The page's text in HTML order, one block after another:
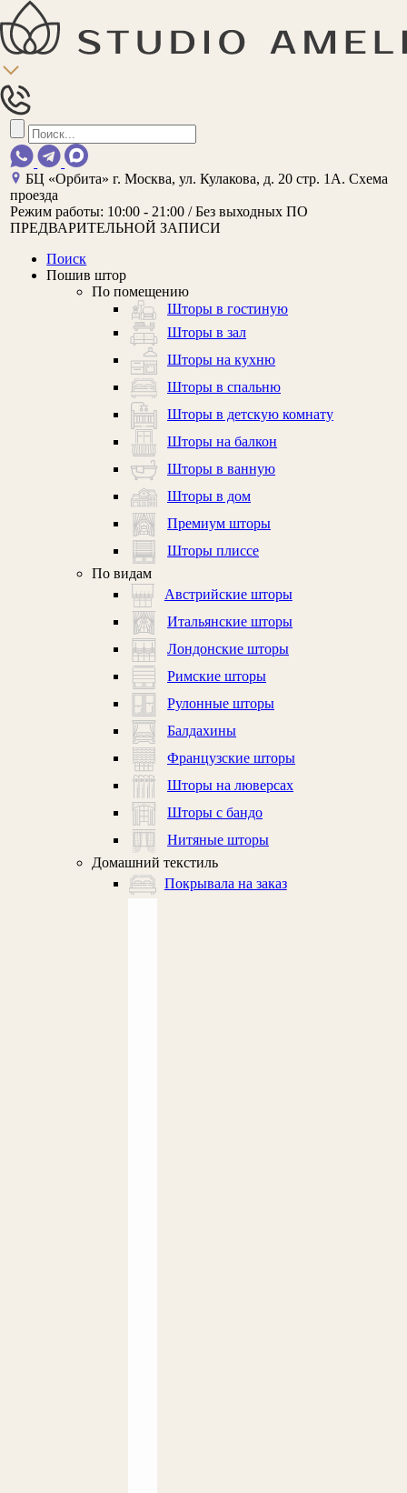
БЦ «Орбита»г. Москва, ул. Кулакова, д. 20 стр. 1А. Схема
проезда
Режим работы: 10:00 - 21:00 / Без выходных ПО
ПРЕДВАРИТЕЛЬНОЙ ЗАПИСИ
Поиск
Пошив штор
По помещению
Шторы в гостиную
Шторы в зал
Шторы на кухню
Шторы в спальню
Шторы в детскую комнату
Шторы на балкон
Шторы в ванную
Шторы в дом
Премиум шторы
Шторы плиссе
По видам
Австрийские шторы
Итальянские шторы
Лондонские шторы
Римские шторы
Рулонные шторы
Балдахины
Французские шторы
Шторы на люверсах
Шторы с бандо
Нитяные шторы
Домашний текстиль
Покрывала на заказ